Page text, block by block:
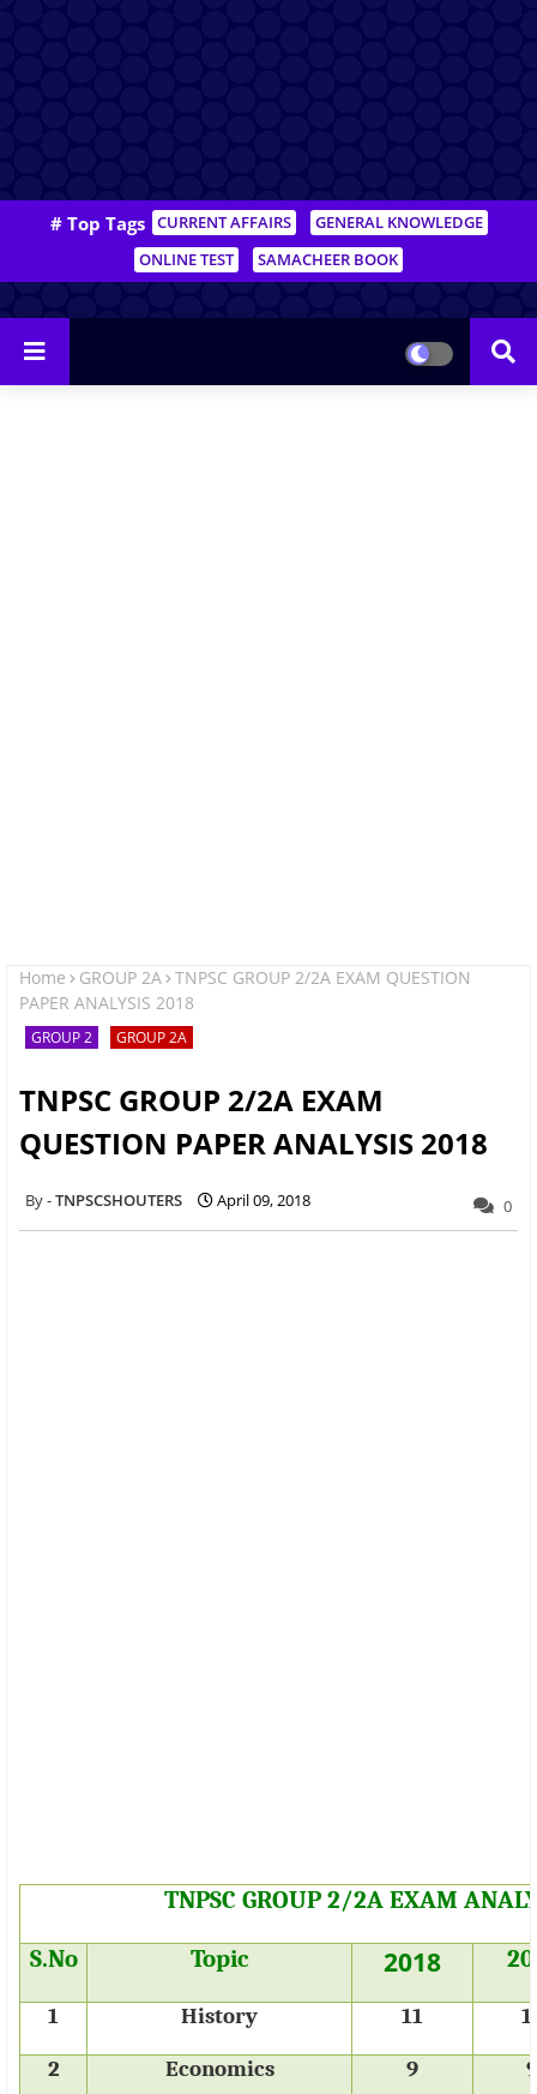
# Top Tags CURRENT AFFAIRS
GENERAL KNOWLEDGE
ONLINE TEST
SAMACHEER BOOK
Home GROUP 2A TNPSC GROUP 2/2A EXAM QUESTION
PAPER ANALYSIS 2018
GROUP 2 GROUP 2A
TNPSC GROUP 2/2A EXAM
QUESTION PAPER ANALYSIS 2018
TNPSCSHOUTERS April 09, 2018 0
TNPSC GROUP 2/2A EXAM
S.No Topic 2018
1 History 11
2
Economics 9 9